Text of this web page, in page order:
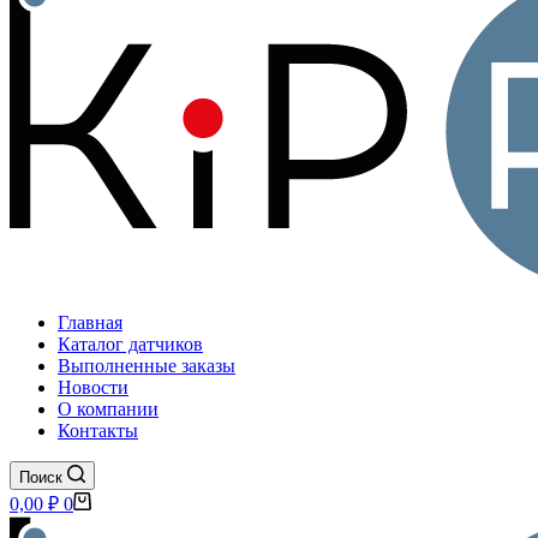
Главная
Каталог датчиков
Выполненные заказы
Новости
О компании
Контакты
Поиск
Корзина
0,00 ₽ 0